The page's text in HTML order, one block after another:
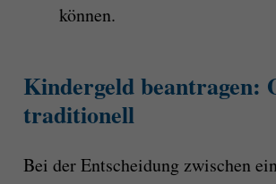
können.
Kindergeld beantragen:
traditionell
Bei der Entscheidung zwischen